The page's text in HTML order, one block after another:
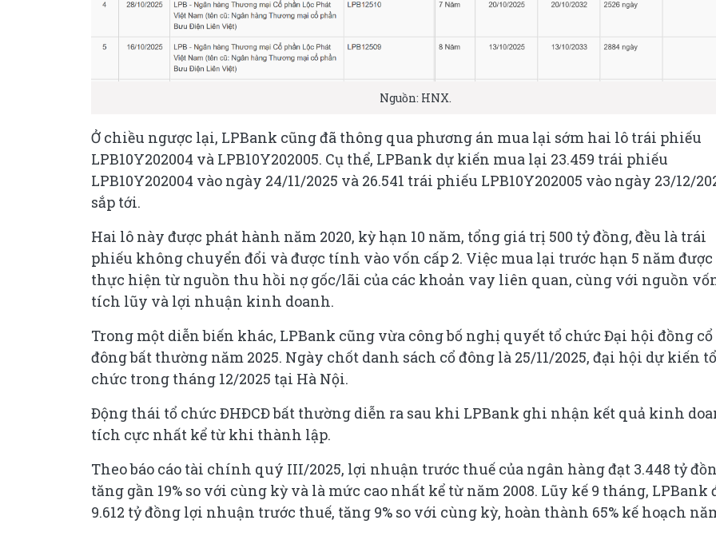
Nguồn: HNX.
Ở chiều ngược lại, LPBank cũng đã thông qua phương án mua lại sớm hai lô trái phiếu
LPB10Y202004 và LPB10Y202005. Cụ thể, LPBank dự kiến mua lại 23.459 trái phiếu
LPB10Y202004 vào ngày 24/11/2025 và 26.541 trái phiếu LPB10Y202005 vào ngày 23/12/
sắp tới.
Hai lô này được phát hành năm 2020, kỳ hạn 10 năm, tổng giá trị 500 tỷ đồng, đều là trái
phiếu không chuyển đổi và được tính vào vốn cấp 2. Việc mua lại trước hạn 5 năm được
thực hiện từ nguồn thu hồi nợ gốc/lãi của các khoản vay liên quan, cùng với nguồn
tích lũy và lợi nhuận kinh doanh.
Trong một diễn biến khác, LPBank cũng vừa công bố nghị quyết tổ chức Đại hội đồng cổ
đông bất thường năm 2025. Ngày chốt danh sách cổ đông là 25/11/2025, đại hội dự kiến tổ
chức trong tháng 12/2025 tại Hà Nội.
Động thái tổ chức ĐHĐCĐ bất thường diễn ra sau khi LPBank ghi nhận kết quả kinh
tích cực nhất kể từ khi thành lập.
Theo báo cáo tài chính quý III/2025, lợi nhuận trước thuế của ngân hàng đạt 3.448 tỷ
tăng gần 19% so với cùng kỳ và là mức cao nhất kể từ năm 2008. Lũy kế 9 tháng, LPBank
9.612 tỷ đồng lợi nhuận trước thuế, tăng 9% so với cùng kỳ, hoàn thành 65% kế hoạch